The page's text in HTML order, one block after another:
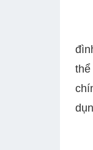
thể